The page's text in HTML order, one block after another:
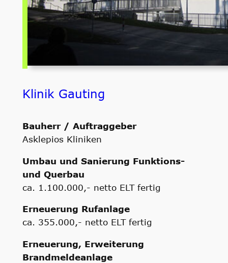
Klinik Gauting
Bauherr / Auftraggeber
Asklepios Kliniken
Umbau und Sanierung Funktions-
und Querbau
ca. 1.100.000,- netto ELT fertig
Erneuerung Rufanlage
ca. 355.000,- netto ELT fertig
Erneuerung, Erweiterung
Brandmeldeanlage